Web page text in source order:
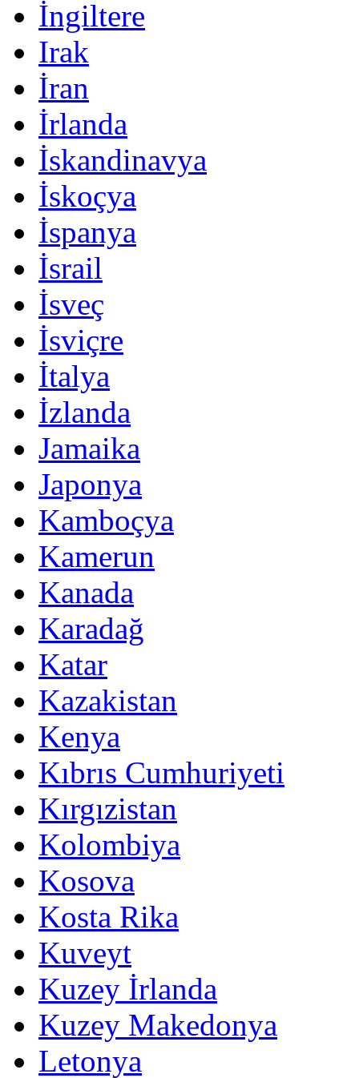
İngiltere
Irak
İran
İrlanda
İskandinavya
İskoçya
İspanya
İsrail
İsveç
İsviçre
İtalya
İzlanda
Jamaika
Japonya
Kamboçya
Kamerun
Kanada
Karadağ
Katar
Kazakistan
Kenya
Kıbrıs Cumhuriyeti
Kırgızistan
Kolombiya
Kosova
Kosta Rika
Kuveyt
Kuzey İrlanda
Kuzey Makedonya
Letonya